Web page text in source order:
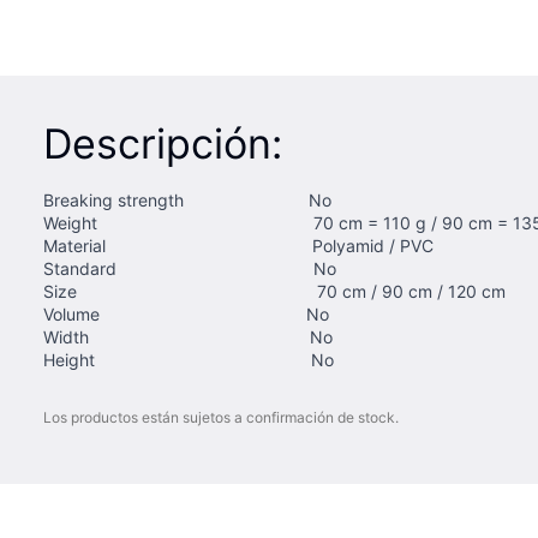
Descripción:
Breaking strength No
Weight 70 cm = 110 g / 90 cm = 135 g /
Material Polyamid / PVC
Standard No
Size 70 cm / 90 cm / 120 cm
Volume No
Width No
Height No
Los productos están sujetos a confirmación de stock.